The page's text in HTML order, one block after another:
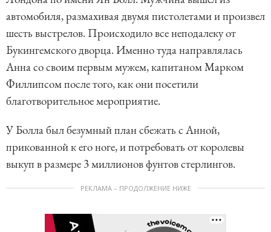
автомобиля, размахивая двумя пистолетами и произвел
шесть выстрелов. Происходило все неподалеку от
Букингемского дворца. Именно туда направлялась
Анна со своим первым мужем, капитаном Марком
Филлипсом после того, как они посетили
благотворительное мероприятие.
У Болла был безумный план сбежать с Анной,
прикованной к его ноге, и потребовать от королевы
выкуп в размере 3 миллионов фунтов стерлингов.
РЕКЛАМА – ПРОДОЛЖЕНИЕ НИЖЕ